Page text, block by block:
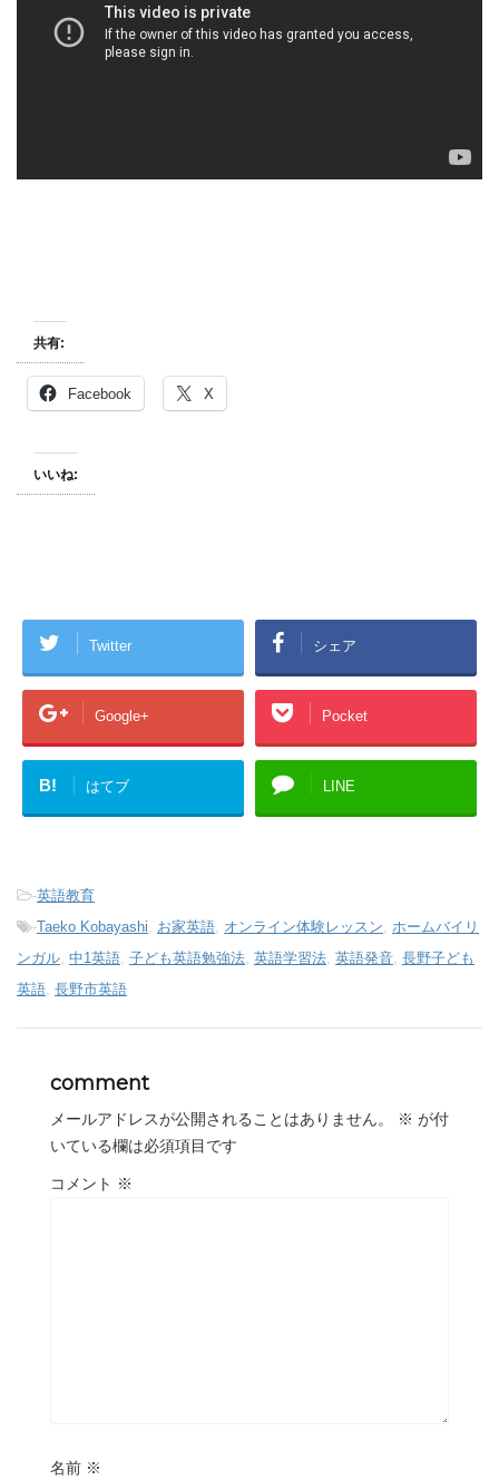
共有:
Facebook X
いいね:
Twitter シェア
Google+ Pocket
B! はてブ LINE
-英語教育
-Taeko Kobayashi お家英語 オンライン体験レッスン
ホームバイリ
ンガル 中1英語 子ども英語勉強法 英語学習法 英語発音 長野子ども
英語 長野市英語
comment
メールアドレスが公開されることはありません。 ※ が付
いている欄は必須項目です
コメント ※
名前 ※